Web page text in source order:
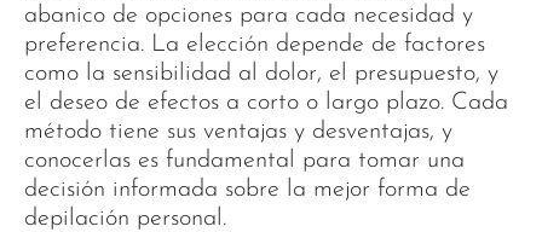
abanico de opciones para cada necesidad y
preferencia. La elección depende de factores
como la sensibilidad al dolor, el presupuesto, y
el deseo de efectos a corto o largo plazo. Cada
método tiene sus ventajas y desventajas, y
conocerlas es fundamental para tomar una
decisión informada sobre la mejor forma de
depilación personal.